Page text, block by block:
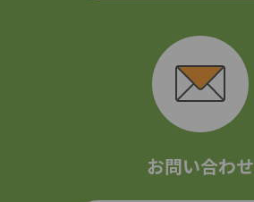
お問い合わせ